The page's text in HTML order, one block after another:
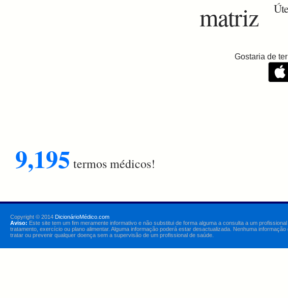
matriz
Gostaria de
9,195 termos médicos!
Copyright © 2014 DicionárioMédico.com
Aviso: Este site tem um fim meramente informativo e não substitui de forma alguma a consulta a um
tratamento, exercício ou plano alimentar. Alguma informação poderá estar desactualizada. Nenhuma
tratar ou prevenir qualquer doença sem a supervisão de um profissional de saúde.